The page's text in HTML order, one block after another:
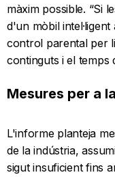
màxim possible. “Si
d'un mòbil
control parental per
continguts i el temps
Mesures per a
L'informe planteja
de la indústria,
sigut insuficient fins